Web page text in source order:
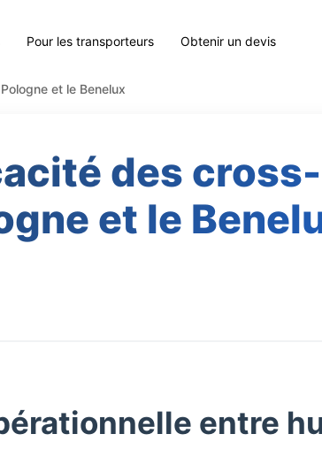
Pour les transporteurs Obtenir un devis
et le Benelux
des
et le
entre